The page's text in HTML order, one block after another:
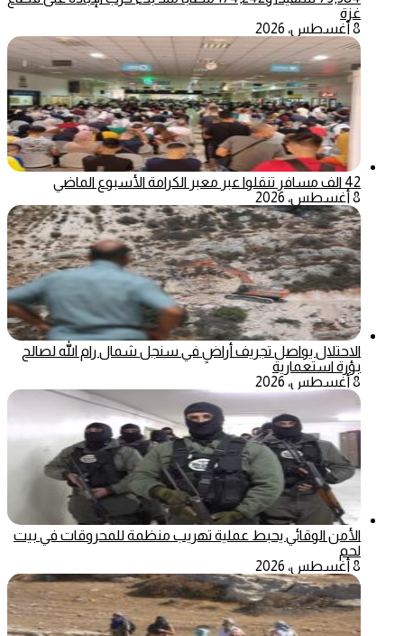
غزة
8 أغسطس، 2026
42 الف مسافر تنقلوا عبر معبر الكرامة الأسبوع الماضي
8 أغسطس، 2026
الاحتلال يواصل تجريف أراضٍ في سنجل شمال رام الله لصالح
بؤرة استعمارية
8 أغسطس، 2026
الأمن الوقائي يحبط عملية تهريب منظمة للمحروقات في بيت
لحم
8 أغسطس، 2026